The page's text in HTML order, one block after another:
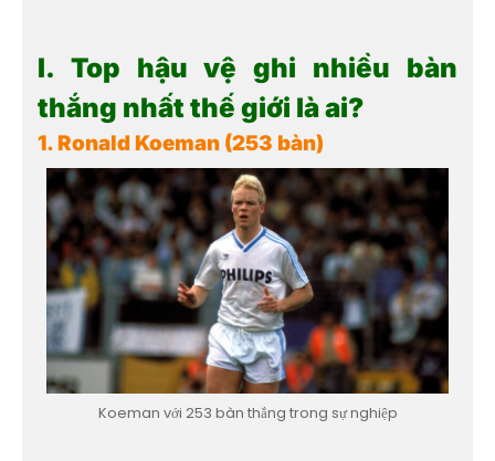
I. Top hậu vệ ghi nhiều bàn
thắng nhất thế giới là ai?
1. Ronald Koeman (253 bàn)
Koeman với 253 bàn thắng trong sự nghiệp